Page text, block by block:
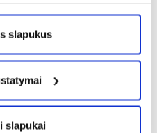
slapukus
slapukai
16,49 €
% PAPILDOMA NUOLAIDA